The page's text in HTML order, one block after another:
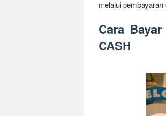
melalui pembayaran
Cara
CASH